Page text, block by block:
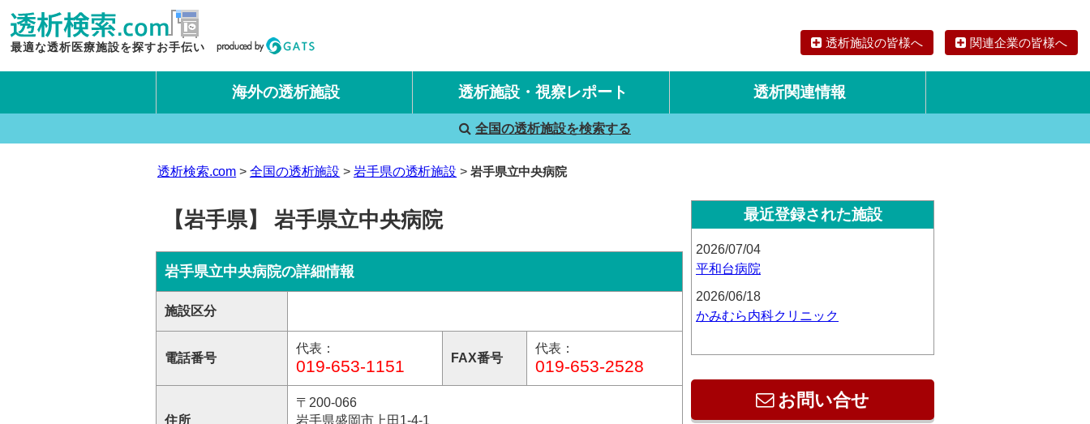
最適な透析医療施設を探すお手伝い 透析施設の皆様へ 関連企業の皆様へ
海外の透析施設 透析施設・視察レポート
国内旅行透析レポート
海外旅行透析レポート
透析関連情報
全国の透析施設を検索する
透析検索.com 全国の透析施設 岩手県の透析施設 岩手県立中央病院
【岩手県】 岩手県立中央病院
岩手県立中央病院の詳細情報
施設区分
電話番号
代表：
019-653-1151 FAX番号
代表：
019-653-2528
住所
〒200-066
岩手県盛岡市上田1-4-1
最近登録された施設
2026/07/04
平和台病院
2026/06/18
かみむら内科クリニック
お問い合せ